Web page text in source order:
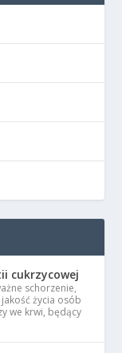
cukrzycowej
schorzenie,
życia osób
we krwi, będący